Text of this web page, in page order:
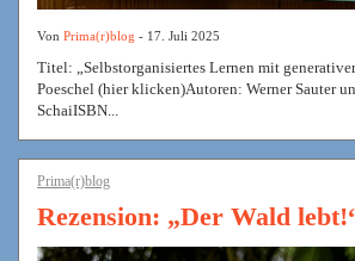
Von Prima(r)blog - 17. Juli 2025
Titel: „Selbstorganisiertes Lernen mit
Poeschel (hier klicken)Autoren: Werner Sauter
SchaiISBN...
Prima(r)blog
Rezension: „Der Wald